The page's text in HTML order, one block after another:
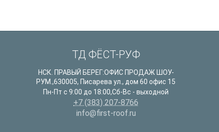
ТД ФЁСТ-РУФ
НСК. ПРАВЫЙ БЕРЕГ:ОФИС ПРОДАЖ ШОУ-
РУМ.,630005, Писарева ул., дом 60 офис 15
Пн-Пт с 9:00 до 18:00,Сб-Вс - выходной
+7 (383) 207-8766
info@first-roof.ru